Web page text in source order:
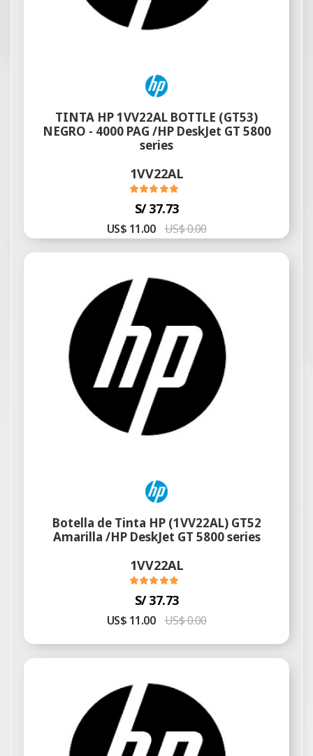
TINTA HP 1VV22AL BOTTLE (GT53)
NEGRO - 4000 PAG /HP DeskJet GT 5800
series
1VV22AL
S/ 37.73
US$ 11.00 US$ 0.00
Botella de Tinta HP (1VV22AL) GT52
Amarilla /HP DeskJet GT 5800 series
1VV22AL
S/ 37.73
US$ 11.00 US$ 0.00